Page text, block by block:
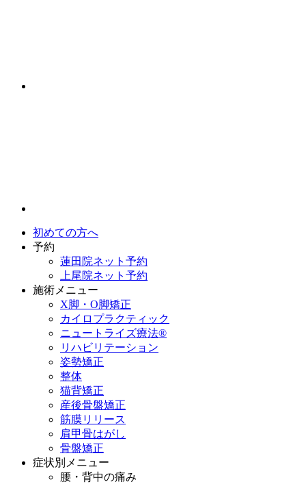
初めての方へ
予約
蓮田院ネット予約
上尾院ネット予約
施術メニュー
X脚・O脚矯正
カイロプラクティック
ニュートライズ療法®
リハビリテーション
姿勢矯正
整体
猫背矯正
産後骨盤矯正
筋膜リリース
肩甲骨はがし
骨盤矯正
症状別メニュー
腰・背中の痛み